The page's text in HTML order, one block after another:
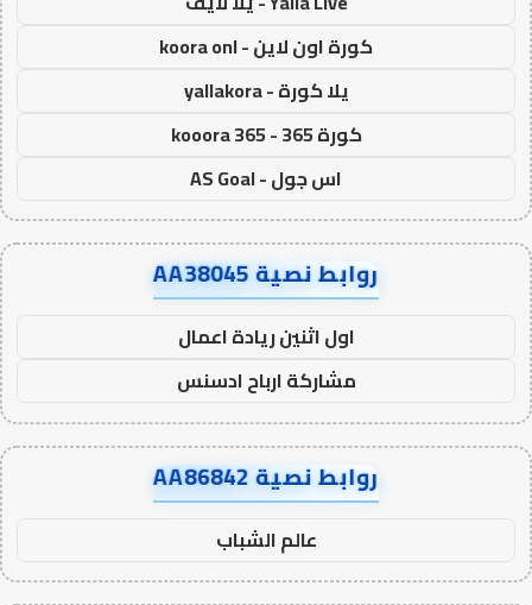
كورة اون لاين - koora onl
يلا كورة - yallakora
كورة 365 - kooora 365
اس جول - AS Goal
روابط نصية AA38045
اول اثنين ريادة اعمال
مشاركة ارباح ادسنس
روابط نصية AA86842
عالم الشباب